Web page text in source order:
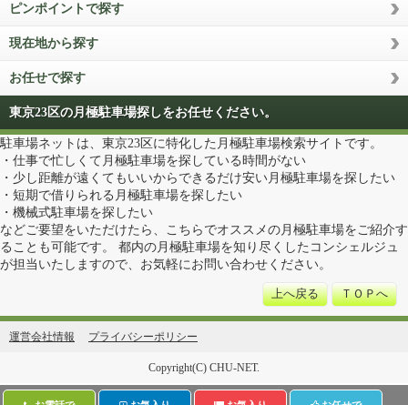
ピンポイントで探す
現在地から探す
お任せで探す
東京23区の月極駐車場探しをお任せください。
駐車場ネットは、東京23区に特化した月極駐車場検索サイトです。
・仕事で忙しくて月極駐車場を探している時間がない
・少し距離が遠くてもいいからできるだけ安い月極駐車場を探したい
・短期で借りられる月極駐車場を探したい
・機械式駐車場を探したい
などご要望をいただけたら、こちらでオススメの月極駐車場をご紹介す
ることも可能です。 都内の月極駐車場を知り尽くしたコンシェルジュ
が担当いたしますので、お気軽にお問い合わせください。
上へ戻る ＴＯＰへ
運営会社情報 プライバシーポリシー
Copyright(C) CHU-NET.